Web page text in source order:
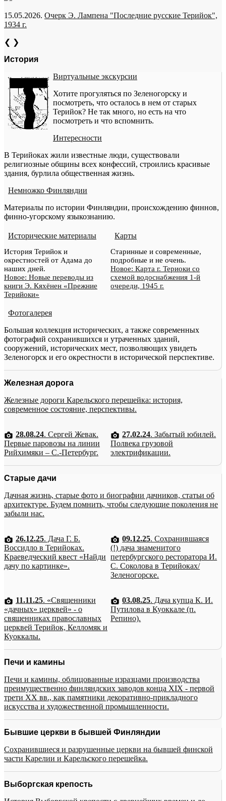
15.05.2026. Очерк Э. Лампена "Последние русские Терийок",
1934 г.
❮ ❯
История
Виртуальные экскурсии
Хотите прогуляться по Зеленогорску и
посмотреть, что осталось в нем от старых
Терийок? Не так много, но есть на что
посмотреть и что вспомнить.
Интересности
В Терийоках жили известные люди, существовали
религиозные общины всех конфессий, строились красивые
здания, бурлила общественная жизнь.
Немножко Финляндии
Материалы по истории Финляндии, происхождению финнов,
финно-угорскому языкознанию.
Исторические материалы
История Терийок и
окрестностей от Адама до
наших дней.
Новое: Новые переводы из
книги Э. Кяхёнен «Прежние
Терийоки»
Карты
Старинные и современные,
подробные и не очень.
Новое: Карта г. Териоки со
схемой водоснабжения 1-й
очереди, 1945 г.
Фотогалерея
Большая коллекция исторических, а также современных
фотографий сохранившихся и утраченных зданий,
сооружений, исторических мест, позволяющих увидеть
Зеленогорск и его окрестности в исторической перспективе.
Железная дорога
Железные дороги Карельского перешейка: история,
современное состояние, перспективы.
28.08.24. Сергей Жевак.
Первые паровозы на линии
Рийхимяки – С.-Петербург.
27.02.24. Забытый юбилей.
Полвека грузовой
электрификации.
Старые дачи
Дачная жизнь, старые фото и биографии дачников, статьи об
архитектуре. Будем помнить, чтобы следующие поколения не
забыли нас.
26.12.25. Дача Г. Б.
Воссидло в Терийоках.
Краеведческий квест «Найди
дачу по картинке».
09.12.25. Сохранившаяся
(!) дача знаменитого
петербургского ресторатора И.
С. Соколова в Терийоках/
Зеленогорске.
11.11.25. «Священники
«дачных» церквей» - о
священниках православных
церквей Терийок, Келломяк и
Куоккалы.
03.08.25. Дача купца К. И.
Путилова в Куоккале (п.
Репино).
Печи и камины
Печи и камины, облицованные изразцами производства
преимущественно финляндских заводов конца XIX - первой
трети XX вв., как памятники декоративно-прикладного
искусства и художественной промышленности.
Бывшие церкви в бывшей Финляндии
Сохранившиеся и разрушенные церкви на бывшей финской
части Карелии и Карельского перешейка.
Выборгская крепость